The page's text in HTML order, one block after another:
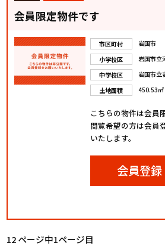
会員限定物件です
市区町村
岩国市
小学校区
岩国市立
中学校区
岩国市立
土地面積
450.53㎡
こちらの物件は会員
閲覧希望の方は会員
いたします。
会員登
12 ページ中1ページ目